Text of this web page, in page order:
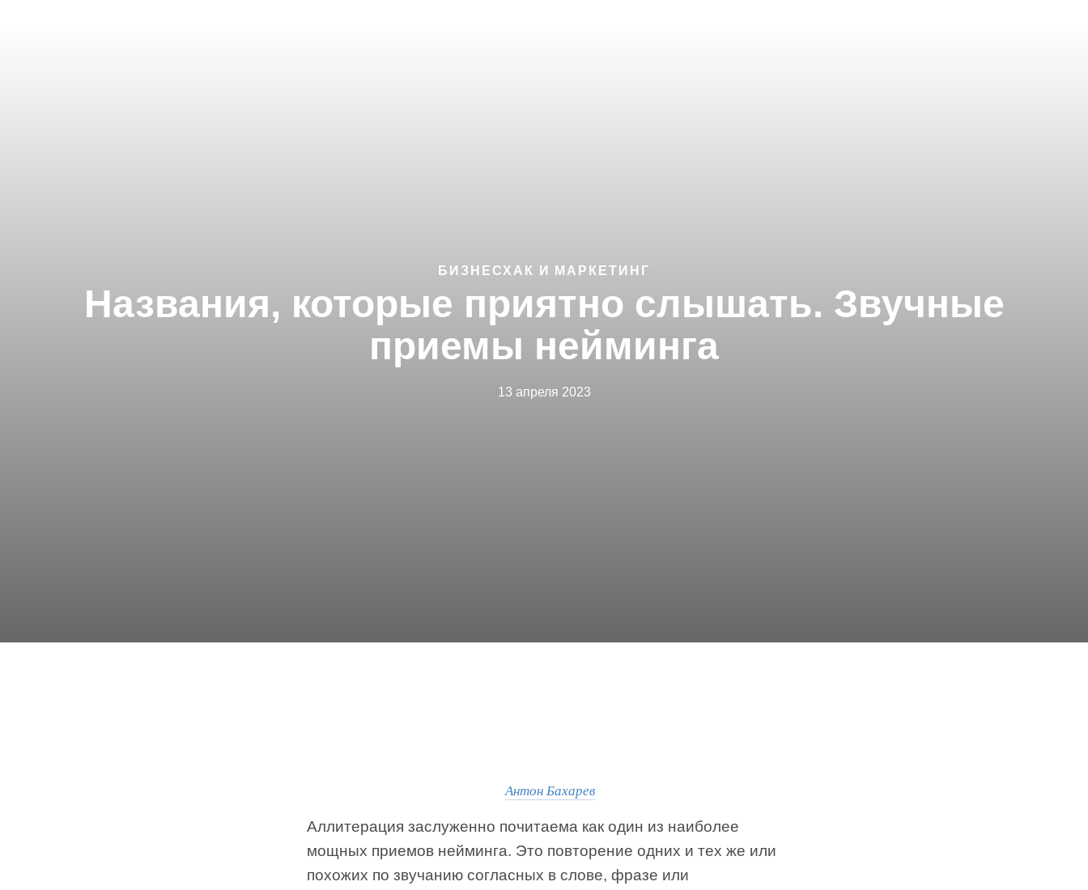
БИЗНЕСХАК И МАРКЕТИНГ
Названия, которые приятно слышать. Звучные
приемы нейминга
13 апреля 2023
Антон Бахарев
Аллитерация заслуженно почитаема как один из наиболее
мощных приемов нейминга. Это повторение одних и тех же или
похожих по звучанию согласных в слове, фразе или